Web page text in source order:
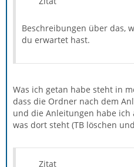
Beschreibungen über das,
du erwartet hast.
Was ich getan habe steht in
dass die Ordner nach dem
und die Anleitungen habe ich
was dort steht (TB löschen
Zitat